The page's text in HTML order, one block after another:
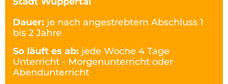
Dauer: je nach angestrebtem Abschluss 1
bis 2 Jahre
So läuft es ab: jede Woche 4 Tage
Unterricht - Morgenunterricht oder
Abendunterricht